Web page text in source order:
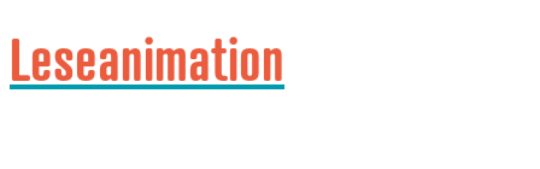
Leseanimation